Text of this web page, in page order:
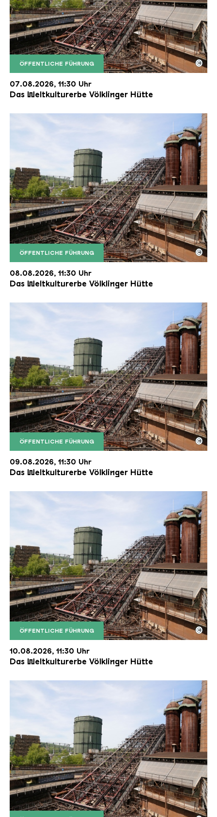
ÖFFENTLICHE FÜHRUNG
Der Erzschrägaufzug der Völklinger Hütte mit
Copyright: Weltkulturerbe Völklinger Hütte | Karl
©
07.08.2026, 11:30 Uhr
Das Weltkulturerbe Völklinger Hütte
ÖFFENTLICHE FÜHRUNG
Der Erzschrägaufzug der Völklinger Hütte mit
Copyright: Weltkulturerbe Völklinger Hütte | Karl
©
08.08.2026, 11:30 Uhr
Das Weltkulturerbe Völklinger Hütte
ÖFFENTLICHE FÜHRUNG
Der Erzschrägaufzug der Völklinger Hütte mit
Copyright: Weltkulturerbe Völklinger Hütte | Karl
©
09.08.2026, 11:30 Uhr
Das Weltkulturerbe Völklinger Hütte
ÖFFENTLICHE FÜHRUNG
Der Erzschrägaufzug der Völklinger Hütte mit
Copyright: Weltkulturerbe Völklinger Hütte | Karl
©
10.08.2026, 11:30 Uhr
Das Weltkulturerbe Völklinger Hütte